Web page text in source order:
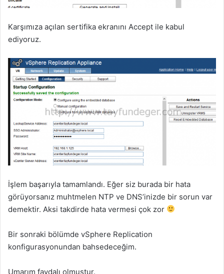
Karşımıza açılan sertifika ekranını Accept ile kabul
ediyoruz.
İşlem başarıyla tamamlandı. Eğer siz burada bir hata
görüyorsanız muhtmelen NTP ve DNS’inizde bir sorun var
demektir. Aksi takdirde hata vermesi çok zor
Bir sonraki bölümde vSphere Replication
konfigurasyonundan bahsedeceğim.
Umarım faydalı olmuştur.